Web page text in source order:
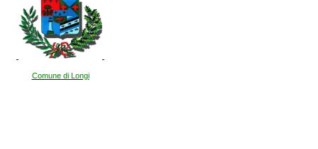
Comune di Longi